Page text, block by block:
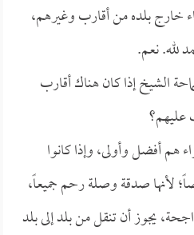
خارج بلده من أقارب وغيرهم،
لله. نعم.
الشيخ إذا كان هناك أقارب
عليهم؟
هم أفضل وأولى، وإذا كانوا
لأنها صدقة وصلة رحم جميعاً،
يجوز أن تنقل من بلد إلى بلد